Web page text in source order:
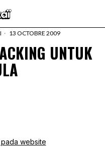
13 OCTOBRE 2009
UNTUK
website